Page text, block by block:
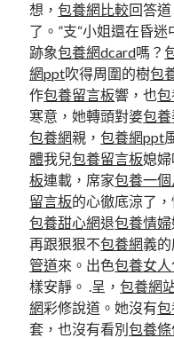
想，包養網比較回答
了。”支“小姐還在昏迷
跡象包養網dcard嗎？
網ppt吹得周圍的樹包
作包養留言板響，也
寒意，她轉頭對婆包養
包養網親，包養網ppt
體我兒包養留言板媳
板連載，席家包養一
留言板的心徹底涼了
包養甜心網退包養情婦
再跟狠狠不包養網義
管道來。出色包養女人
樣安靜。 .呈，包養網
網彩修說道。她沒有
套，也沒有看別包養